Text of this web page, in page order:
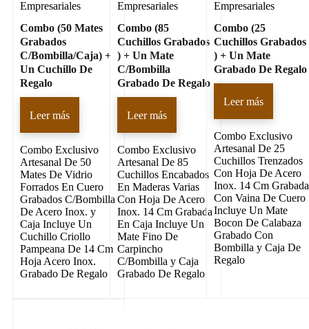
Empresariales
Combo (50 Mates
Grabados
C/Bombilla/Caja) +
Un Cuchillo De
Regalo
Leer más
Combo Exclusivo
Artesanal De 50
Mates De Vidrio
Forrados En Cuero
Grabados C/Bombilla
De Acero Inox. y
Caja Incluye Un
Cuchillo Criollo
Pampeana De 14 Cm
Hoja Acero Inox.
Grabado De Regalo
Empresariales
Combo (85
Cuchillos Grabados
) + Un Mate
C/Bombilla
Grabado De Regalo
Leer más
Combo Exclusivo
Artesanal De 85
Cuchillos Encabados
En Maderas Varias
Con Hoja De Acero
Inox. 14 Cm Grabada
En Caja Incluye Un
Mate Fino De
Carpincho
C/Bombilla y Caja
Grabado De Regalo
Empresariales
Combo (25
Cuchillos Grabados
) + Un Mate
Grabado De Regalo
Leer más
Combo Exclusivo
Artesanal De 25
Cuchillos Trenzados
Con Hoja De Acero
Inox. 14 Cm Grabada
Con Vaina De Cuero
Incluye Un Mate
Bocon De Calabaza
Grabado Con
Bombilla y Caja De
Regalo